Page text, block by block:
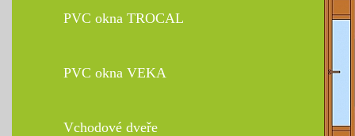
PVC okna TROCAL
PVC okna VEKA
Vchodové dveře